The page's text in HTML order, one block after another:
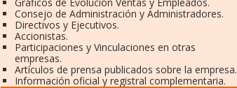
Consejo de Administración y Administradores.
Directivos y Ejecutivos.
Accionistas.
Participaciones y Vinculaciones en otras
empresas.
Artículos de prensa publicados sobre la empresa.
Información oficial y registral complementaria.